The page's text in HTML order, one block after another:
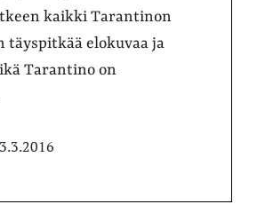
kaikki Tarantinon
täyspitkää elokuvaa ja
Tarantino on